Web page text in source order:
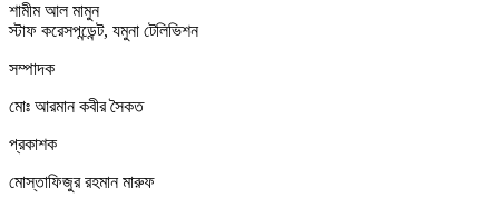
শামীম আল মামুন
স্টাফ করেসপন্ডেন্ট, যমুনা টেলিভিশন
সম্পাদক
মোঃ আরমান কবীর সৈকত
প্রকাশক
মোস্তাফিজুর রহমান মারুফ